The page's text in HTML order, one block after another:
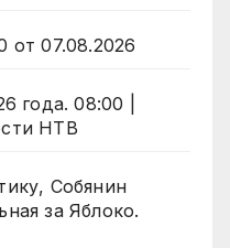
от 07.08.2026
года. 08:00 |
НТВ
Собянин
за Яблоко.